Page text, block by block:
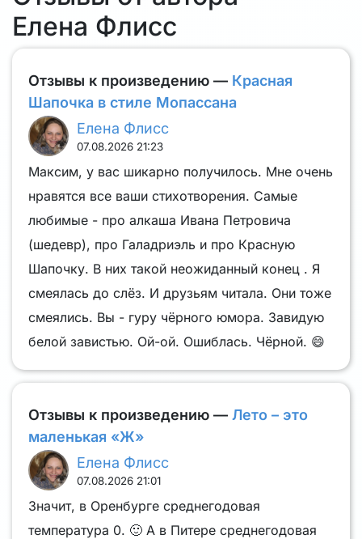
Елена Флисс
Отзывы к произведению — Красная
Шапочка в стиле Мопассана
Елена Флисс
07.08.2026 21:23
Максим, у вас шикарно получилось. Мне очень
нравятся все ваши стихотворения. Самые
любимые - про алкаша Ивана Петровича
(шедевр), про Галадриэль и про Красную
Шапочку. В них такой неожиданный конец . Я
смеялась до слёз. И друзьям читала. Они тоже
смеялись. Вы - гуру чёрного юмора. Завидую
белой завистью. Ой-ой. Ошиблась. Чёрной. 😄
Отзывы к произведению — Лето – это
маленькая «Ж»
Елена Флисс
07.08.2026 21:01
Значит, в Оренбурге среднегодовая
температура 0. 🙂 А в Питере среднегодовая